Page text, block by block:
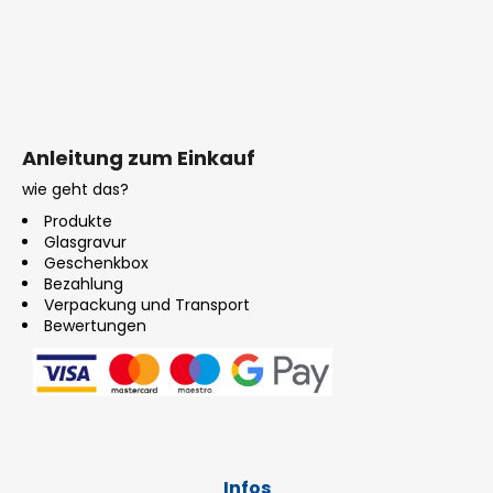
Anleitung zum Einkauf
wie geht das?
Produkte
Glasgravur
Geschenkbox
Bezahlung
Verpackung und Transport
Bewertungen
Infos